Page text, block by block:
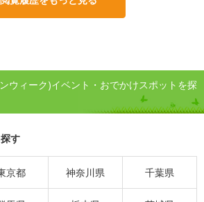
ウィーク)イベント・おでかけスポットを探
す
京都 神奈川県 千葉県